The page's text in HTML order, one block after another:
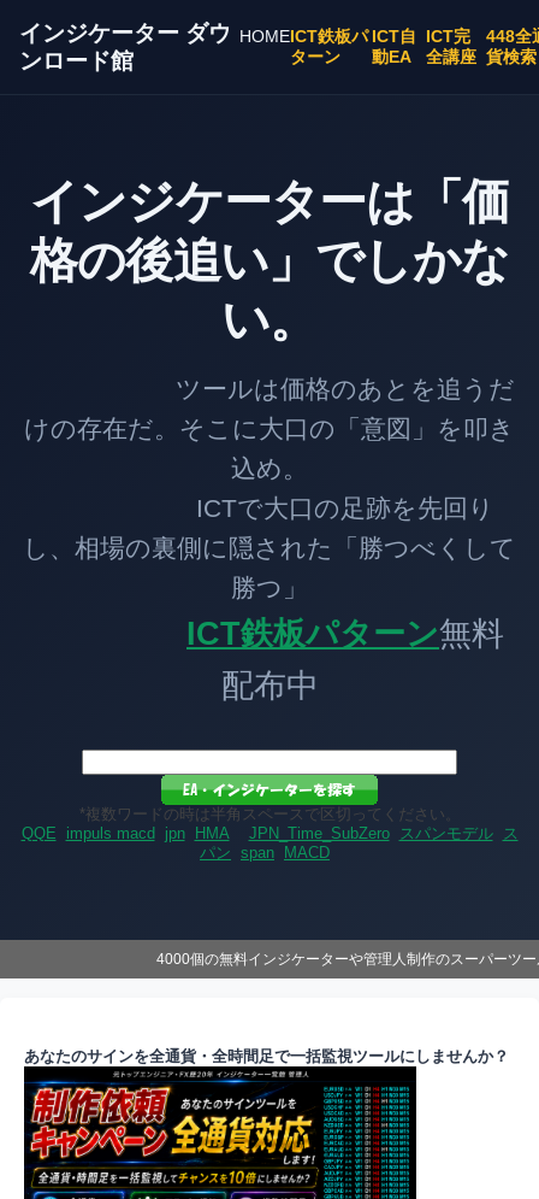
インジケーター ダウ
ンロード館
HOMEICT鉄板パ
ターン
ICT自
動EA
ICT完
全講座
448全
貨検索
インジケーターは「価
格の後追い」でしかな
い。
ツールは価格のあとを追うだ
けの存在だ。そこに大口の「意図」を叩き
込め。
ICTで大口の足跡を先回り
し、相場の裏側に隠された「勝つべくして
勝つ」
ICT鉄板パターン無料
配布中
*複数ワードの時は半角スペースで区切ってください。
QQE
impuls macd jpn HMA JPN_Time_SubZero スパンモデル
ス
パン span MACD
4000個の無料インジケーターや管理人制作のスーパーツ
あなたのサインを全通貨・全時間足で一括監視ツールにしませんか？